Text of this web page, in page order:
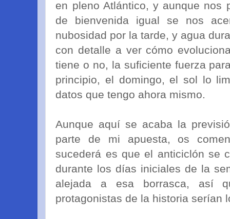
en pleno Atlántico, y aunque nos
de bienvenida igual se nos
nubosidad por la tarde, y agua
con detalle a ver cómo
tiene o no, la suficiente fuerza
principio, el domingo, el sol lo
datos que tengo ahora mismo.
Aunque aquí se acaba la
parte de mi apuesta, os
sucederá es que el anticiclón se
durante los días iniciales de la
alejada a esa borrasca, así
protagonistas de la historia serían